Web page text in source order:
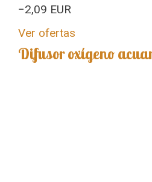
−2,09 EUR
Ver ofertas
Difusor oxígeno